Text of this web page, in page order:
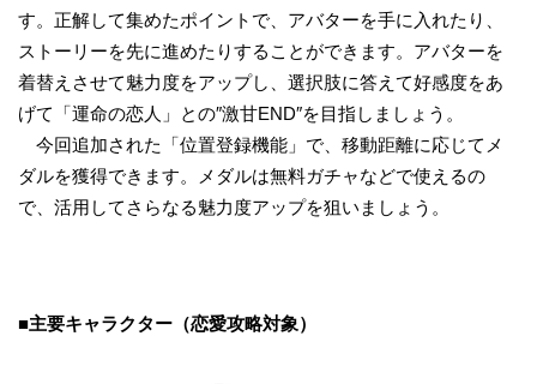
す。正解して集めたポイントで、アバターを手に入れたり、
ストーリーを先に進めたりすることができます。アバターを
着替えさせて魅力度をアップし、選択肢に答えて好感度をあ
げて「運命の恋人」との″激甘END″を目指しましょう。
今回追加された「位置登録機能」で、移動距離に応じてメ
ダルを獲得できます。メダルは無料ガチャなどで使えるの
で、活用してさらなる魅力度アップを狙いましょう。
■主要キャラクター（恋愛攻略対象）